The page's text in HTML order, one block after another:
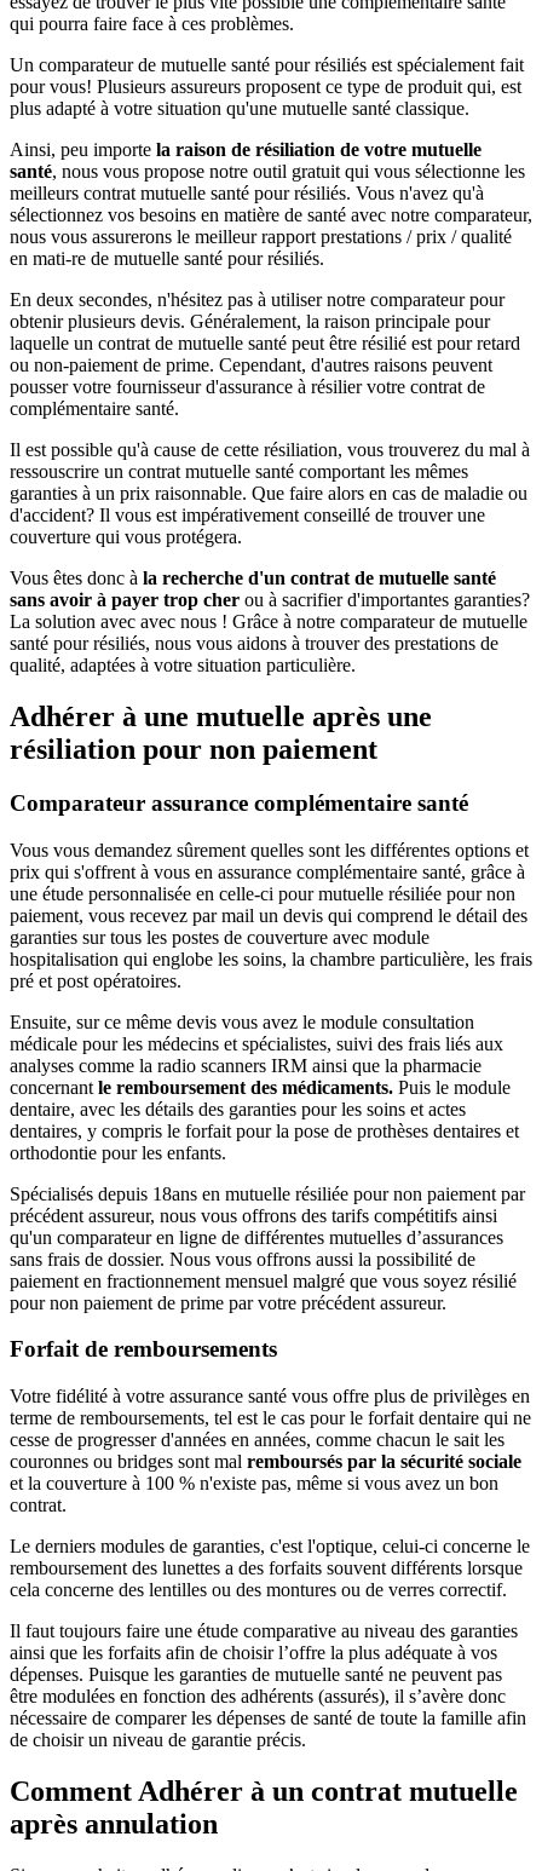
qui pourra faire face à ces problèmes.
Un comparateur de mutuelle santé pour résiliés est spécialement fait
pour vous! Plusieurs assureurs proposent ce type de produit qui, est
plus adapté à votre situation qu'une mutuelle santé classique.
Ainsi, peu importe la raison de résiliation de votre mutuelle
santé, nous vous propose notre outil gratuit qui vous sélectionne les
meilleurs contrat mutuelle santé pour résiliés. Vous n'avez qu'à
sélectionnez vos besoins en matière de santé avec notre comparateur,
nous vous assurerons le meilleur rapport prestations / prix / qualité
en mati-re de mutuelle santé pour résiliés.
En deux secondes, n'hésitez pas à utiliser notre comparateur pour
obtenir plusieurs devis. Généralement, la raison principale pour
laquelle un contrat de mutuelle santé peut être résilié est pour retard
ou non-paiement de prime. Cependant, d'autres raisons peuvent
pousser votre fournisseur d'assurance à résilier votre contrat de
complémentaire santé.
Il est possible qu'à cause de cette résiliation, vous trouverez du mal à
ressouscrire un contrat mutuelle santé comportant les mêmes
garanties à un prix raisonnable. Que faire alors en cas de maladie ou
d'accident? Il vous est impérativement conseillé de trouver une
couverture qui vous protégera.
Vous êtes donc à la recherche d'un contrat de mutuelle santé
sans avoir à payer trop cher ou à sacrifier d'importantes garanties?
La solution avec avec nous ! Grâce à notre comparateur de mutuelle
santé pour résiliés, nous vous aidons à trouver des prestations de
qualité, adaptées à votre situation particulière.
Adhérer à une mutuelle après une
résiliation pour non paiement
Comparateur assurance complémentaire santé
Vous vous demandez sûrement quelles sont les différentes options et
prix qui s'offrent à vous en assurance complémentaire santé, grâce à
une étude personnalisée en celle-ci pour mutuelle résiliée pour non
paiement, vous recevez par mail un devis qui comprend le détail des
garanties sur tous les postes de couverture avec module
hospitalisation qui englobe les soins, la chambre particulière, les frais
pré et post opératoires.
Ensuite, sur ce même devis vous avez le module consultation
médicale pour les médecins et spécialistes, suivi des frais liés aux
analyses comme la radio scanners IRM ainsi que la pharmacie
concernant le remboursement des médicaments. Puis le module
dentaire, avec les détails des garanties pour les soins et actes
dentaires, y compris le forfait pour la pose de prothèses dentaires et
orthodontie pour les enfants.
Spécialisés depuis 18ans en mutuelle résiliée pour non paiement par
précédent assureur, nous vous offrons des tarifs compétitifs ainsi
qu'un comparateur en ligne de différentes mutuelles d’assurances
sans frais de dossier. Nous vous offrons aussi la possibilité de
paiement en fractionnement mensuel malgré que vous soyez résilié
pour non paiement de prime par votre précédent assureur.
Forfait de remboursements
Votre fidélité à votre assurance santé vous offre plus de privilèges en
terme de remboursements, tel est le cas pour le forfait dentaire qui ne
cesse de progresser d'années en années, comme chacun le sait les
couronnes ou bridges sont mal remboursés par la sécurité sociale
et la couverture à 100 % n'existe pas, même si vous avez un bon
contrat.
Le derniers modules de garanties, c'est l'optique, celui-ci concerne le
remboursement des lunettes a des forfaits souvent différents lorsque
cela concerne des lentilles ou des montures ou de verres correctif.
Il faut toujours faire une étude comparative au niveau des garanties
ainsi que les forfaits afin de choisir l’offre la plus adéquate à vos
dépenses. Puisque les garanties de mutuelle santé ne peuvent pas
être modulées en fonction des adhérents (assurés), il s’avère donc
nécessaire de comparer les dépenses de santé de toute la famille afin
de choisir un niveau de garantie précis.
Comment Adhérer à un contrat mutuelle
après annulation